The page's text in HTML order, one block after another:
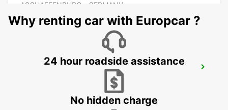
ASCHAFFENBURG - GERMANY
FRANKFURT BOCKENHEIM
FRANKFURT AM MAIN - GERMANY
Why renting car with Europcar ?
24 hour roadside assistance
No hidden charge